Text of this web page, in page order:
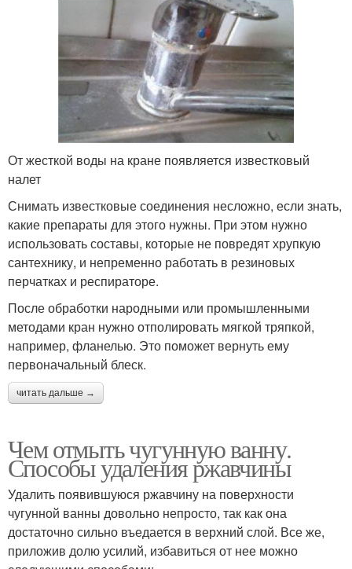
От жесткой воды на кране появляется известковый
налет
Снимать известковые соединения несложно, если знать,
какие препараты для этого нужны. При этом нужно
использовать составы, которые не повредят хрупкую
сантехнику, и непременно работать в резиновых
перчатках и респираторе.
После обработки народными или промышленными
методами кран нужно отполировать мягкой тряпкой,
например, фланелью. Это поможет вернуть ему
первоначальный блеск.
читать дальше →
Чем отмыть чугунную ванну.
Способы удаления ржавчины
Удалить появившуюся ржавчину на поверхности
чугунной ванны довольно непросто, так как она
достаточно сильно въедается в верхний слой. Все же,
приложив долю усилий, избавиться от нее можно